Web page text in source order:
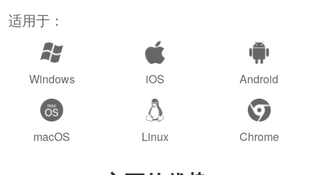
适用于：
Windows iOS Android
macOS Linux Chrome